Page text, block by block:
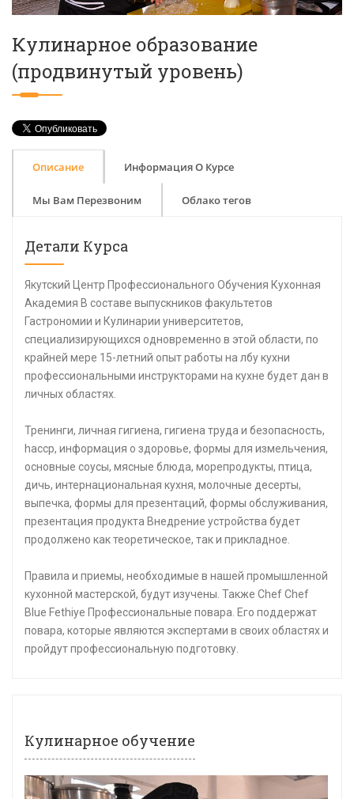
Кулинарное образование
(продвинутый уровень)
Описание Информация О Курсе
Мы Вам Перезвоним Облако тегов
Детали Курса
Якутский Центр Профессионального Обучения Кухонная
Академия В составе выпускников факультетов
Гастрономии и Кулинарии университетов,
специализирующихся одновременно в этой области, по
крайней мере 15-летний опыт работы на лбу кухни
профессиональными инструкторами на кухне будет дан в
личных областях.
Тренинги, личная гигиена, гигиена труда и безопасность,
haccp, информация о здоровье, формы для измельчения,
основные соусы, мясные блюда, морепродукты, птица,
дичь, интернациональная кухня, молочные десерты,
выпечка, формы для презентаций, формы обслуживания,
презентация продукта Внедрение устройства будет
продолжено как теоретическое, так и прикладное.
Правила и приемы, необходимые в нашей промышленной
кухонной мастерской, будут изучены. Также Chef Chef
Blue Fethiye Профессиональные повара. Его поддержат
повара, которые являются экспертами в своих областях и
пройдут профессиональную подготовку.
Кулинарное обучение